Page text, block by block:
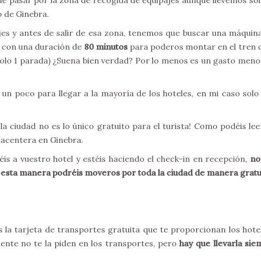
de Ginebra.
y antes de salir de esa zona, tenemos que buscar una
una duración de 80 minutospara poderos montar en el tren
1 parada) ¿Suena bien verdad? Por lo menos es un gasto
poco para llegar a la mayoría de los hoteles, en mi caso
ciudad no es lo único gratuito para el turista! Como podéis
en Ginebra.
a vuestro hotel y estéis haciendo el check-in en recepción,
manera podréis moveros por toda la ciudad de manera
la tarjeta de transportes gratuita que te proporcionan los
no te la piden en los transportes, pero hay que llevarla